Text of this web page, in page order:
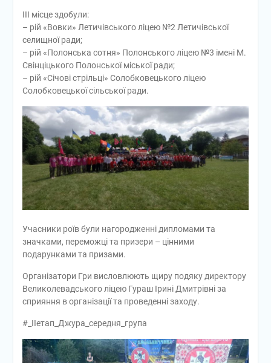
ІІІ місце здобули:
– рій «Вовки» Летичівського ліцею №2 Летичівської
селищної ради;
– рій «Полонська сотня» Полонського ліцею №3 імені М.
Свінціцького Полонської міської ради;
– рій «Січові стрільці» Солобковецького ліцею
Солобковецької сільської ради.
Учасники роїв були нагородженні дипломами та
значками, переможці та призери – цінними
подарунками та призами.
Організатори Гри висловлюють щиру подяку директору
Великолевадського ліцею Гураш Ірині Дмитрівні за
сприяння в організації та проведенні заходу.
#_ІІетап_Джура_середня_група